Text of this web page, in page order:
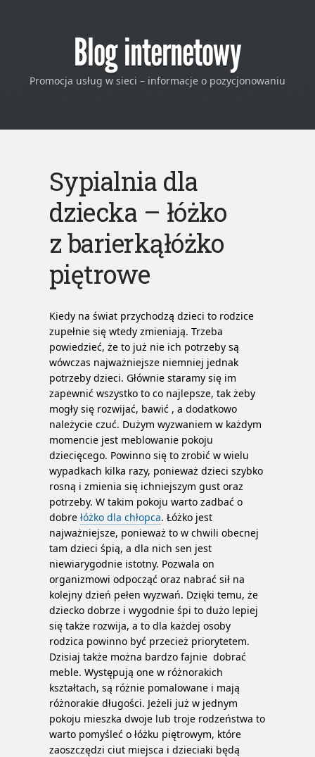
Blog internetowy
Promocja usług w sieci – informacje o pozycjonowaniu
Sypialnia dla
dziecka – łóżko
z barierkąłóżko
piętrowe
Kiedy na świat przychodzą dzieci to rodzice
zupełnie się wtedy zmieniają. Trzeba
powiedzieć, że to już nie ich potrzeby są
wówczas najważniejsze niemniej jednak
potrzeby dzieci. Głównie staramy się im
zapewnić wszystko to co najlepsze, tak żeby
mogły się rozwijać, bawić , a dodatkowo
należycie czuć. Dużym wyzwaniem w każdym
momencie jest meblowanie pokoju
dziecięcego. Powinno się to zrobić w wielu
wypadkach kilka razy, ponieważ dzieci szybko
rosną i zmienia się ichniejszym gust oraz
potrzeby. W takim pokoju warto zadbać o
dobre łóżko dla chłopca. Łóżko jest
najważniejsze, ponieważ to w chwili obecnej
tam dzieci śpią, a dla nich sen jest
niewiarygodnie istotny. Pozwala on
organizmowi odpocząć oraz nabrać sił na
kolejny dzień pełen wyzwań. Dzięki temu, że
dziecko dobrze i wygodnie śpi to dużo lepiej
się także rozwija, a to dla każdej osoby
rodzica powinno być przecież priorytetem.
Dzisiaj także można bardzo fajnie dobrać
meble. Występują one w różnorakich
kształtach, są różnie pomalowane i mają
różnorakie długości. Jeżeli już w jednym
pokoju mieszka dwoje lub troje rodzeństwa to
warto pomyśleć o łóżku piętrowym, które
zaoszczędzi ciut miejsca i dzieciaki będą